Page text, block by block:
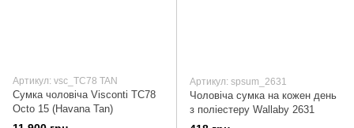
Артикул: vsc_TC78 TAN
Сумка чоловіча Visconti TC78
Octo 15 (Havana Tan)
Артикул: spsum_2631
Чоловіча сумка на кожен день
з поліестеру Wallaby 2631